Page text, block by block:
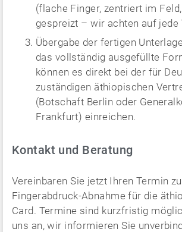
(flache Finger, zentriert im
gespreizt – wir achten auf jede
Übergabe der fertigen
das vollständig ausgefüllte
können es direkt bei der für
zuständigen äthiopischen
(Botschaft Berlin oder
Frankfurt) einreichen.
Kontakt und Beratung
Vereinbaren Sie jetzt Ihren Termin
Fingerabdruck-Abnahme für die
Card. Termine sind kurzfristig
uns an, wir informieren Sie